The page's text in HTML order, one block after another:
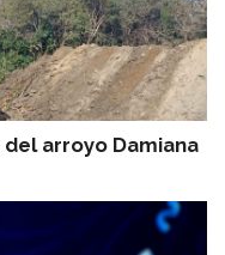
arroyo Damiana